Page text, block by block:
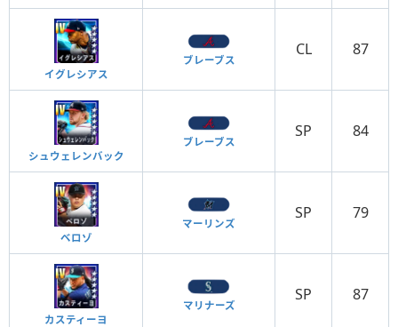
イグレシアス
ブレーブス
CL 87
シュウェレンバック
ブレーブス
SP 84
ベロゾ
マーリンズ
SP 79
カスティーヨ
マリナーズ
SP 87